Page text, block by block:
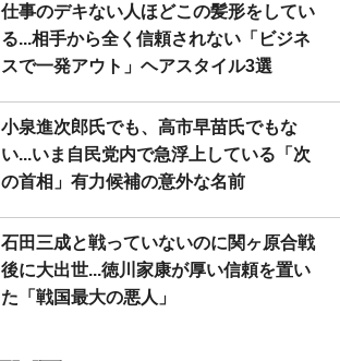
仕事のデキない人ほどこの髪形をしてい
る...相手から全く信頼されない「ビジネ
スで一発アウト」ヘアスタイル3選
小泉進次郎氏でも、高市早苗氏でもな
い...いま自民党内で急浮上している「次
の首相」有力候補の意外な名前
石田三成と戦っていないのに関ヶ原合戦
後に大出世...徳川家康が厚い信頼を置い
た「戦国最大の悪人」